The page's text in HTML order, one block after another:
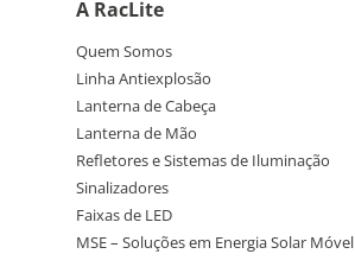
A RacLite
Quem Somos
Linha Antiexplosão
Lanterna de Cabeça
Lanterna de Mão
Refletores e Sistemas de Iluminação
Sinalizadores
Faixas de LED
MSE – Soluções em Energia Solar Móvel